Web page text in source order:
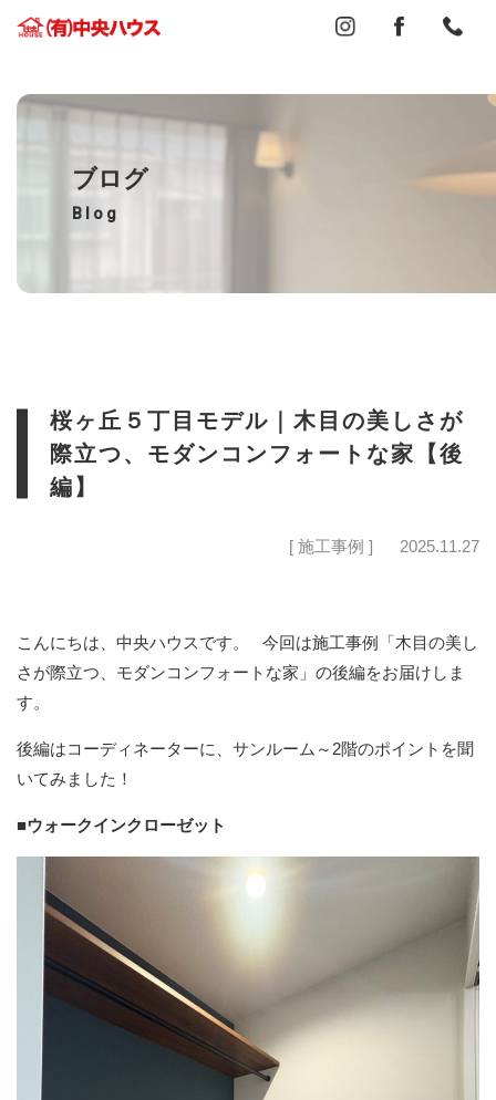
ブログ
Blog
桜ヶ丘５丁目モデル｜木目の美しさが
際立つ、モダンコンフォートな家【後
編】
[ 施工事例 ] 2025.11.27
こんにちは、中央ハウスです。
今回は施工事例「木目の美し
さが際立つ、モダンコンフォートな家」の後編をお届けしま
す。
後編はコーディネーターに、サンルーム～2階のポイントを聞
いてみました！
■ウォークインクローゼット